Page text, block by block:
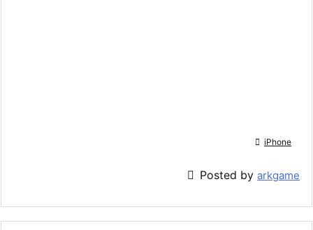
 iPhone
 Posted by arkgame